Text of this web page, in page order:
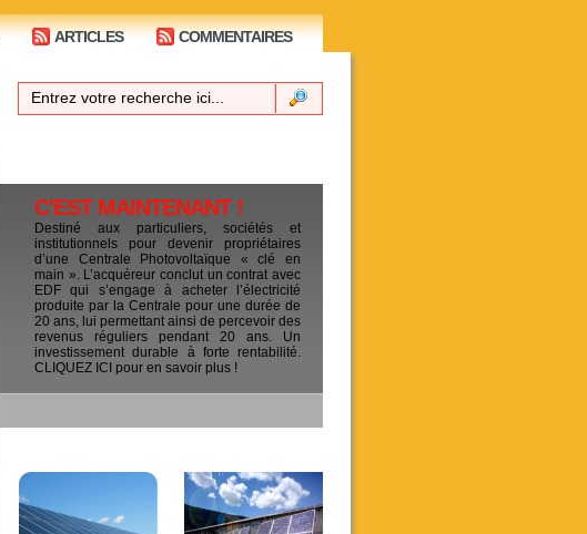
ARTICLES COMMENTAIRES
C'EST MAINTENANT !
Destiné aux particuliers, sociétés et
institutionnels pour devenir propriétaires
d’une Centrale Photovoltaïque « clé en
main ». L’acquéreur conclut un contrat avec
EDF qui s’engage à acheter l’électricité
produite par la Centrale pour une durée de
20 ans, lui permettant ainsi de percevoir des
revenus réguliers pendant 20 ans. Un
investissement durable à forte rentabilité.
CLIQUEZ ICI pour en savoir plus !